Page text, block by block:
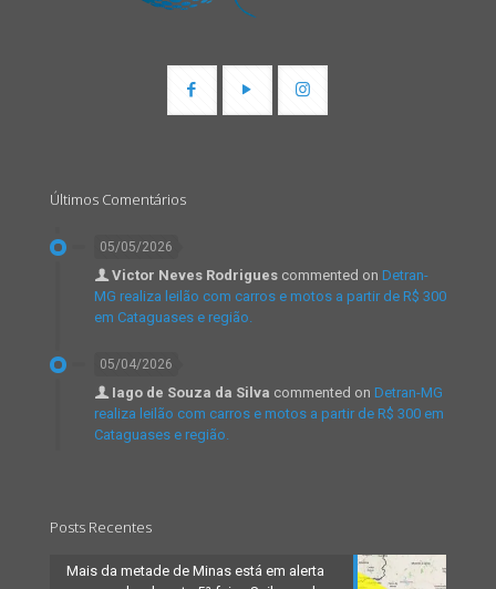
Últimos Comentários
05/05/2026
Victor Neves Rodrigues commented on Detran-
MG realiza leilão com carros e motos a partir de R$ 300
em Cataguases e região.
05/04/2026
Iago de Souza da Silva commented on Detran-MG
realiza leilão com carros e motos a partir de R$ 300 em
Cataguases e região.
Posts Recentes
Mais da metade de Minas está em alerta